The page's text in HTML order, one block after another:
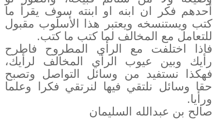
أحدهم فكر ان ابنه او ابنته سوف يقرأ ما
كتب ويستنسخه ويعتبر هذا الأسلوب مقبول
للتعامل مع المخالف لما كتب ما كتب.
فاذا اختلفت مع الرأي المطروح فاطرح
رأيك وبين عيوب الرأي المخالف لرأيك،
فهكذا نستفيد من وسائل التواصل وتصبح
حقا وسائل نلتقي فيها لنرتقي فكرا وعلما
ورأيا.
صالح بن عبدالله السليمان